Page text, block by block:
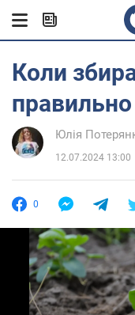
Коли
Юлія
12.07.2024 13:00
0